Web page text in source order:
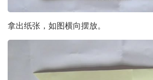
拿出纸张，如图横向摆放。